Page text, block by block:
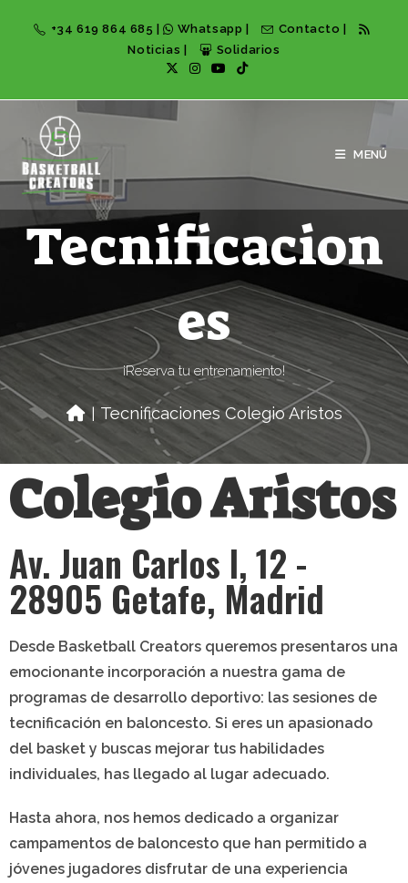
+34 619 864 685 | Whatsapp Contacto
Noticias
Solidarios
MENÚ
Tecnificacion
es
¡Reserva tu entrenamiento!
Tecnificaciones Colegio Aristos
Colegio Aristos
Av. Juan Carlos I, 12 -
28905 Getafe, Madrid
Desde Basketball Creators queremos presentaros una
emocionante incorporación a nuestra gama de
programas de desarrollo deportivo: las sesiones de
tecnificación en baloncesto. Si eres un apasionado
del basket y buscas mejorar tus habilidades
individuales, has llegado al lugar adecuado.
Hasta ahora, nos hemos dedicado a organizar
campamentos de baloncesto que han permitido a
jóvenes jugadores disfrutar de una experiencia